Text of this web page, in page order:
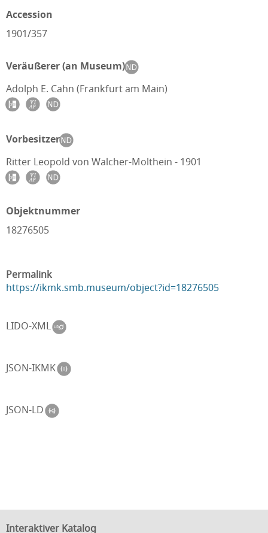
Accession
1901/357
Veräußerer (an Museum)
Adolph E. Cahn (Frankfurt am Main)
Vorbesitzer
Ritter Leopold von Walcher-Molthein - 1901
Objektnummer
18276505
Permalink
https://ikmk.smb.museum/object?id=18276505
LIDO-XML
JSON-IKMK
JSON-LD
Interaktiver Katalog